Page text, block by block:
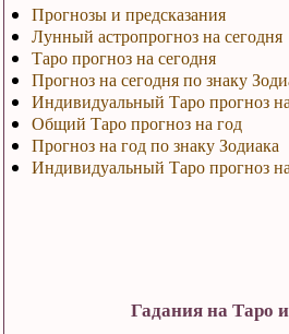
Прогнозы и предсказания
Лунный астропрогноз на сегодня
Таро прогноз на сегодня
Прогноз на сегодня по знаку
Индивидуальный Таро прогноз
Общий Таро прогноз на год
Прогноз на год по знаку Зодиака
Индивидуальный Таро прогноз
Гадания на Таро